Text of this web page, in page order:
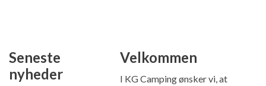
Seneste
nyheder
Velkommen
I KG Camping ønsker vi, at